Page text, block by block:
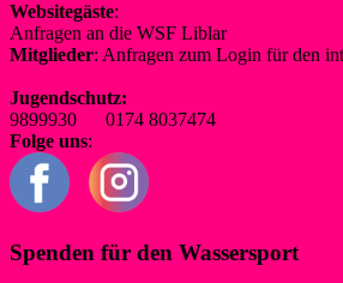
Websitegäste:
Anfragen an die WSF Liblar
Mitglieder: Anfragen zum Login für den
Jugendschutz:
9899930 0174 8037474
Folge uns:
Spenden für den Wassersport